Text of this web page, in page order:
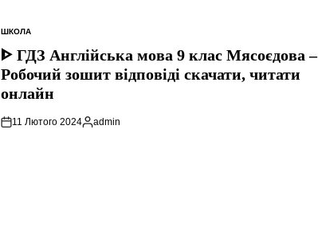
ОПУБЛІКУВАТИ
У
ШКОЛА
ᐈ ГДЗ Англійська мова 9 клас Мясоєдова –
Робочий зошит відповіді скачати, читати
онлайн
11 Лютого 2024
Опубліковано
admin